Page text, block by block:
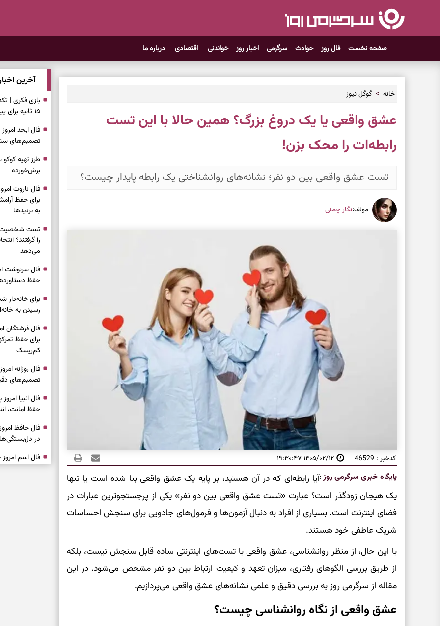
صفحه نخست فال روز حوادث سرگرمی اخبار روز خواندنی اقتصادی درباره ما
خانه گوگل نیوز
عشق واقعی یا یک دروغ بزرگ؟ همین حالا با این تست
رابطه‌ات را محک بزن!
تست عشق واقعی بین دو نفر؛ نشانه‌های روانشناختی یک رابطه پایدار چیست؟
مولف:نگار چمنی
کدخبر : 46529 ۱۴۰۵/۰۲/۱۲ ۱۹:۳۰:۴۷
پایگاه خبری سرگرمی روز:آیا رابطه‌ای که در آن هستید، بر پایه یک عشق واقعی بنا شده است یا تنها
یک هیجان زودگذر است؟ عبارت «تست عشق واقعی بین دو نفر» یکی از پرجستجوترین عبارات در
فضای اینترنت است. بسیاری از افراد به دنبال آزمون‌ها و فرمول‌های جادویی برای سنجش احساسات
شریک عاطفی خود هستند.
با این حال، از منظر روانشناسی، عشق واقعی با تست‌های اینترنتی ساده قابل سنجش نیست، بلکه
از طریق بررسی الگوهای رفتاری، میزان تعهد و کیفیت ارتباط بین دو نفر مشخص می‌شود. در این
مقاله از سرگرمی روز به بررسی دقیق و علمی نشانه‌های عشق واقعی می‌پردازیم.
عشق واقعی از نگاه روانشناسی چیست؟
آخرین
بازی فکری |
۱۵ ثانیه برای پیداکردنش وقت دارید
تصمیم‌های
طرز تهیه
برش‌خورده
برای حفظ
به تردیدها
تست شخصیت
را گرفتند؟
می‌دهد
حفظ
برای خانه‌دار
رسیدن به
برای حفظ
کم‌ریسک
تصمیم‌های
حفظ امانت،
در
درباره حضور